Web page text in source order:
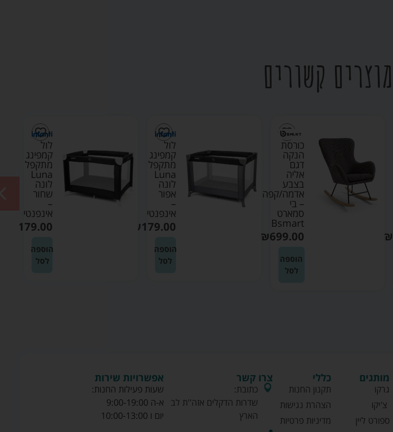
מוצרים קשורים
₪
כורסת
הנקה
דגם
אליה
בצבע
אדמה/קפה
– בי
סמארט
Bsmart
₪699.00
הוספה
לסל
לול
קמפינג
מתקפל
Luna
לונה
אפור
–
אינפנטי
₪179.00
הוספה
לסל
לול
קמפינג
מתקפל
Luna
לונה
שחור
–
אינפנטי
179.00
הוספה
לסל
מותגים
גרקו
צ'יקו
ספורט ליין
כללי
תקנון החנות
הצהרת נגישות
מדיניות פרטיות
צרו קשר
כתובת:
שדרות הדקלים אזה''ת לב
הארץ
אפשרויות שירות
שעות פעילות החנות:
א-ה 9:00-19:00
יום ו 10:00-13:00